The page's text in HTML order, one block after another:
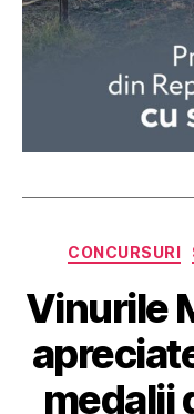
CONCURSURI
Vinurile
medalii